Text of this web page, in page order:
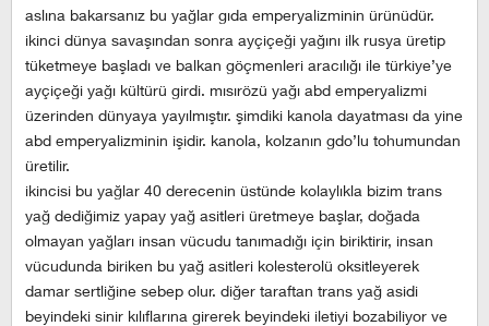
aslına bakarsanız bu yağlar gıda emperyalizminin ürünüdür.
ikinci dünya savaşından sonra ayçiçeği yağını ilk rusya üretip
tüketmeye başladı ve balkan göçmenleri aracılığı ile türkiye’ye
ayçiçeği yağı kültürü girdi. mısırözü yağı abd emperyalizmi
üzerinden dünyaya yayılmıştır. şimdiki kanola dayatması da yine
abd emperyalizminin işidir. kanola, kolzanın gdo’lu tohumundan
üretilir.
ikincisi bu yağlar 40 derecenin üstünde kolaylıkla bizim trans
yağ dediğimiz yapay yağ asitleri üretmeye başlar, doğada
olmayan yağları insan vücudu tanımadığı için biriktirir, insan
vücudunda biriken bu yağ asitleri kolesterolü oksitleyerek
damar sertliğine sebep olur. diğer taraftan trans yağ asidi
beyindeki sinir kılıflarına girerek beyindeki iletiyi bozabiliyor ve